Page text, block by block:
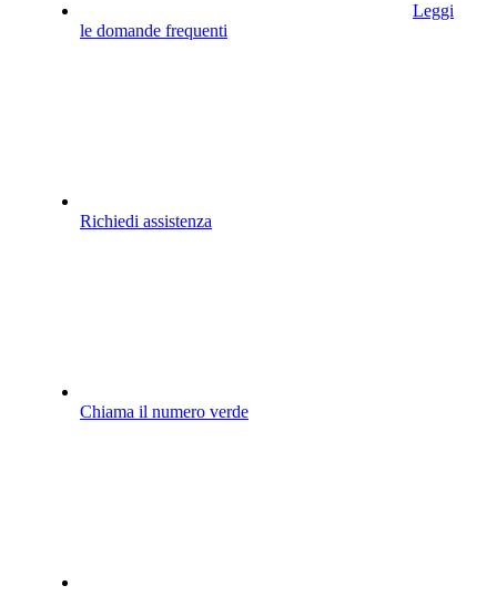
Leggi
le domande frequenti
Richiedi assistenza
Chiama il numero verde